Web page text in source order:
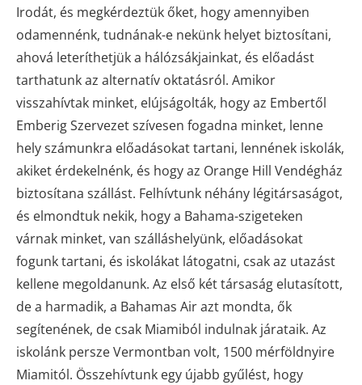
Irodát, és megkérdeztük őket, hogy amennyiben
odamennénk, tudnának-e nekünk helyet biztosítani,
ahová leteríthetjük a hálózsákjainkat, és előadást
tarthatunk az alternatív oktatásról. Amikor
visszahívtak minket, elújságolták, hogy az Embertől
Emberig Szervezet szívesen fogadna minket, lenne
hely számunkra előadásokat tartani, lennének iskolák,
akiket érdekelnénk, és hogy az Orange Hill Vendégház
biztosítana szállást. Felhívtunk néhány légitársaságot,
és elmondtuk nekik, hogy a Bahama-szigeteken
várnak minket, van szálláshelyünk, előadásokat
fogunk tartani, és iskolákat látogatni, csak az utazást
kellene megoldanunk. Az első két társaság elutasított,
de a harmadik, a Bahamas Air azt mondta, ők
segítenének, de csak Miamiból indulnak járataik. Az
iskolánk persze Vermontban volt, 1500 mérföldnyire
Miamitól. Összehívtunk egy újabb gyűlést, hogy